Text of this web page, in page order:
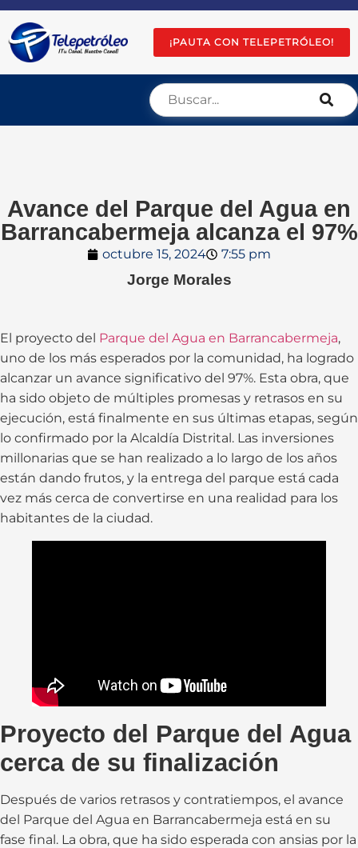
¡PAUTA CON TELEPETRÓLEO!
Avance del Parque del Agua en
Barrancabermeja alcanza el 97%
octubre 15, 2024 7:55 pm
Jorge Morales
El proyecto del Parque del Agua en Barrancabermeja,
uno de los más esperados por la comunidad, ha logrado
alcanzar un avance significativo del 97%. Esta obra, que
ha sido objeto de múltiples promesas y retrasos en su
ejecución, está finalmente en sus últimas etapas, según
lo confirmado por la Alcaldía Distrital. Las inversiones
millonarias que se han realizado a lo largo de los años
están dando frutos, y la entrega del parque está cada
vez más cerca de convertirse en una realidad para los
habitantes de la ciudad.
Proyecto del Parque del Agua
cerca de su finalización
Después de varios retrasos y contratiempos, el avance
del Parque del Agua en Barrancabermeja está en su
fase final. La obra, que ha sido esperada con ansias por la